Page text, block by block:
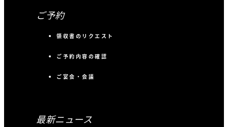
ご予約
領収書のリクエスト
ご予約内容の確認
ご宴会・会議
最新ニュース